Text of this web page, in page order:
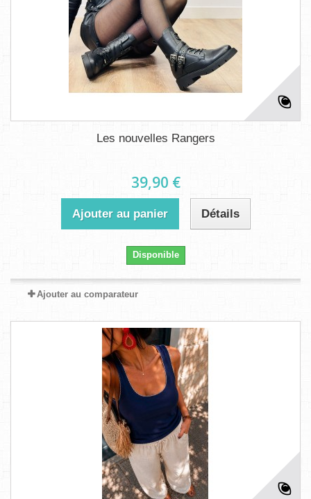
Les nouvelles Rangers
39,90 €
Ajouter au panier Détails
Disponible
Ajouter au comparateur